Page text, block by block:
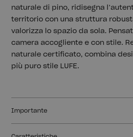
naturale di pino, ridisegna
territorio con una struttura
valorizza lo spazio da sola.
camera accogliente e con stile.
naturale certificato, combina
più puro stile LUFE.
Importante